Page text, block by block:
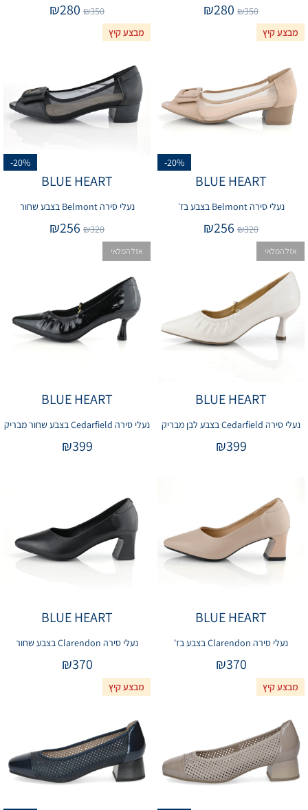
₪350
₪280
₪350
₪280
מבצע קיץ
-20%
BLUE HEART
נעלי סירה Belmont בצבע בז׳
₪320
₪256
מבצע קיץ
-20%
BLUE HEART
נעלי סירה Belmont בצבע שחור
₪320
₪256
אזל המלאי
BLUE HEART
נעלי סירה Cedarfield בצבע לבן מבריק
₪399
אזל המלאי
BLUE HEART
נעלי סירה Cedarfield בצבע שחור מבריק
₪399
BLUE HEART
נעלי סירה Clarendon בצבע בז'
₪370
BLUE HEART
נעלי סירה Clarendon בצבע שחור
₪370
מבצע קיץ מבצע קיץ